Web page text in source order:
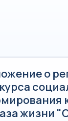
о
жизни